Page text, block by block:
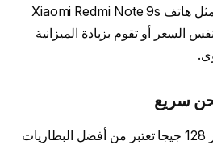
فابحث عن هواتف أخرى مثل هاتف Xiaomi Redmi Note 9s
السعر أو تقوم بزيادة الميزانية
سريع
بطارية اوبو A52 في مصر 128 جيجا تعتبر من أفضل البطاريات